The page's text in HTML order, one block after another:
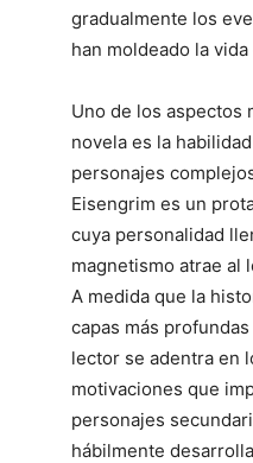
gradualmente los
han moldeado la
Uno de los aspectos
novela es la
personajes
Eisengrim es un
cuya personalidad
magnetismo atrae al
A medida que la
capas más
lector se adentra en
motivaciones que
personajes
hábilmente